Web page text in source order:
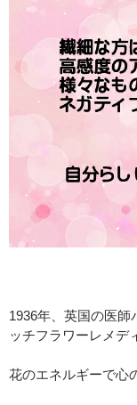
1936年、英国の医
ッチフラワーレメデ
花のエネルギーで心